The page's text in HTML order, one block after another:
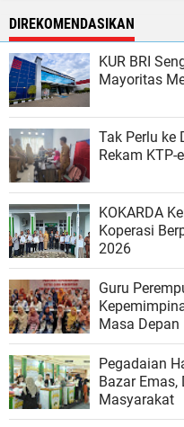
DIREKOMENDASIKAN
KUR BRI
Mayoritas
Tak Perlu ke
Rekam KTP-
KOKARDA
Koperasi
2026
Guru
Masa Depan
Pegadaian
Bazar
Masyarakat